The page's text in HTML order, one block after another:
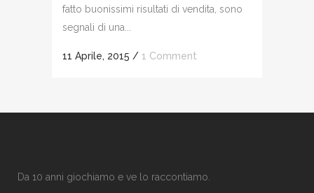
fatto buonissimi risultati di vendita, sono
segnali di una...
11 Aprile, 2015 / 1 Comment
Da 10 anni giochiamo e ve lo raccontiamo.